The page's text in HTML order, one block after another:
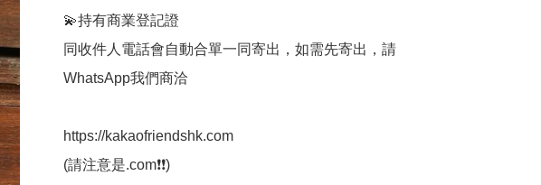
💫持有商業登記證
同收件人電話會自動合單一同寄出，如需先寄出，請
WhatsApp我們商洽
https://kakaofriendshk.com
(請注意是.com❗❗)